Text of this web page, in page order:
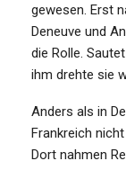
gewesen. Erst
Deneuve und
die Rolle.
ihm drehte sie
Anders als in
Frankreich
Dort nahmen